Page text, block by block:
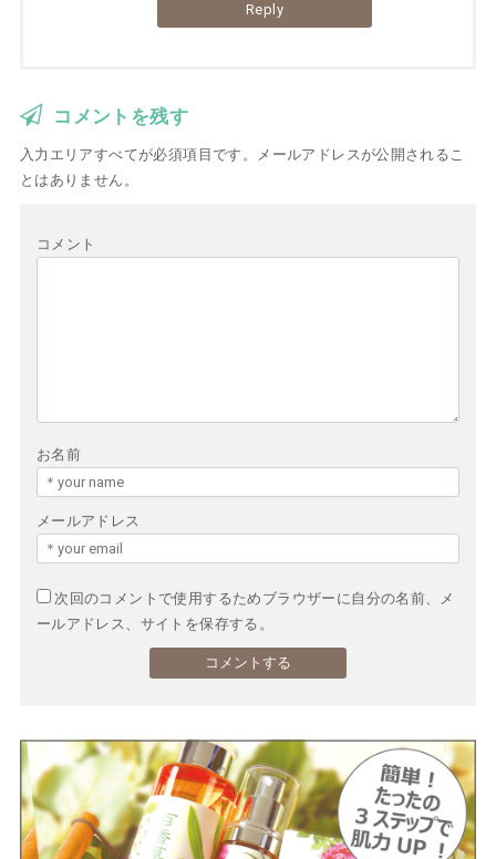
Reply
コメントを残す
入力エリアすべてが必須項目です。メールアドレスが公開されるこ
とはありません。
コメント
お名前
メールアドレス
次回のコメントで使用するためブラウザーに自分の名前、メ
ールアドレス、サイトを保存する。